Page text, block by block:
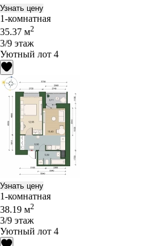
Узнать цену
1-комнатная
35.37 м2
3/9 этаж
Уютный лот 4
Узнать цену
1-комнатная
38.19 м2
3/9 этаж
Уютный лот 4